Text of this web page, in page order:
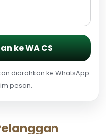
ke WA CS
diarahkan ke WhatsApp
pesan.